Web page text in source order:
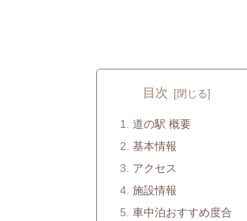
目次
道の駅 概要
基本情報
アクセス
施設情報
車中泊おすすめ度合